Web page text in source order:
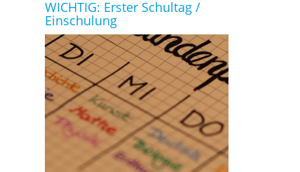
WICHTIG: Erster Schultag /
Einschulung